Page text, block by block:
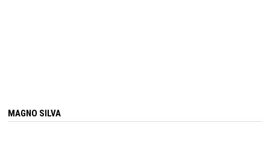
MAGNO SILVA